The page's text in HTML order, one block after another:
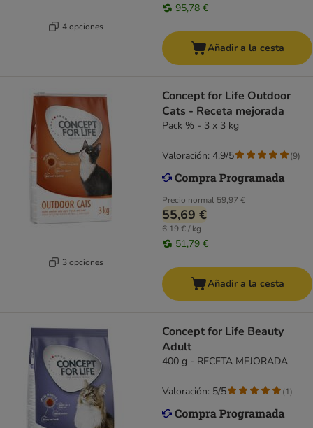
4 opciones
95,78 €
Añadir a la cesta
3 opciones
Concept for Life Outdoor
Cats - Receta mejorada
Pack % - 3 x 3 kg
Precio normal 59,97 €
55,69 €
6,19 € / kg
51,79 €
Valoración: 4.9/5 (9)
Añadir a la cesta
Concept for Life Beauty
Adult
400 g - RECETA MEJORADA
Valoración: 5/5 (1)